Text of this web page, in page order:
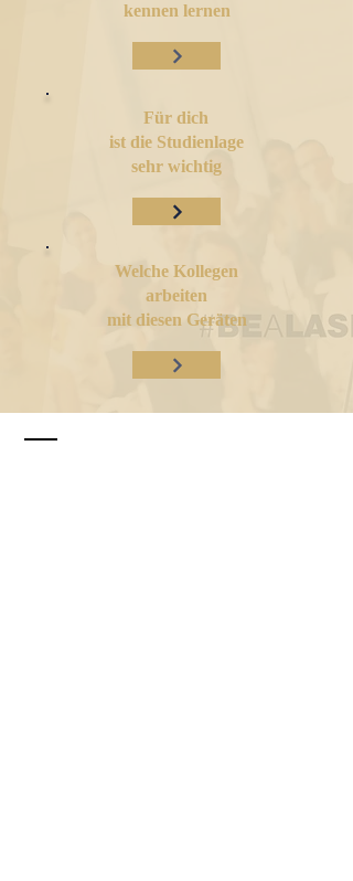
kennen lernen
Für dich
ist die Studienlage
sehr wichtig
Welche Kollegen
arbeiten
mit diesen Geräten